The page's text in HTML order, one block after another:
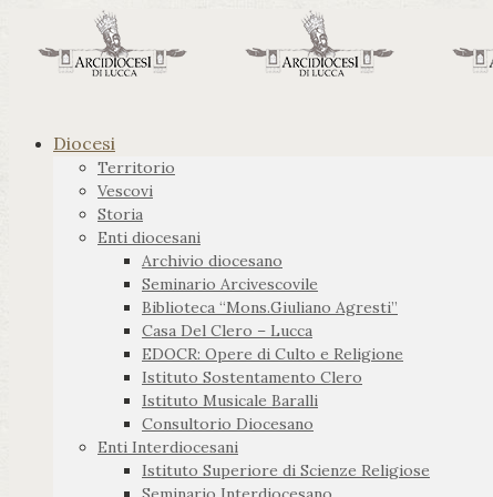
Diocesi
Territorio
Vescovi
Storia
Enti diocesani
Archivio diocesano
Seminario Arcivescovile
Biblioteca “Mons.Giuliano Agresti”
Casa Del Clero – Lucca
EDOCR: Opere di Culto e Religione
Istituto Sostentamento Clero
Istituto Musicale Baralli
Consultorio Diocesano
Enti Interdiocesani
Istituto Superiore di Scienze Religiose